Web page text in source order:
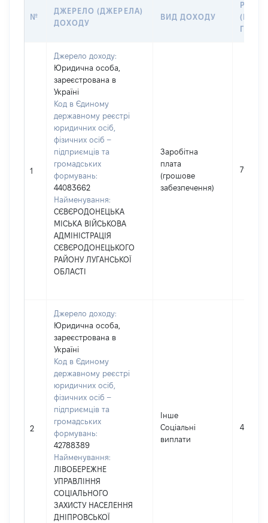
№
ДЖЕРЕЛО (ДЖЕРЕЛА)
ДОХОДУ
ВИД ДОХОДУ
ГРН
1
Джерело доходу:
Юридична особа,
зареєстрована в
Україні
Код в Єдиному
державному реєстрі
юридичних осіб,
фізичних осіб –
підприємців та
громадських
формувань:
44083662
Найменування:
СЄВЄРОДОНЕЦЬКА
МІСЬКА ВІЙСЬКОВА
АДМІНІСТРАЦІЯ
СЄВЄРОДОНЕЦЬКОГО
РАЙОНУ ЛУГАНСЬКОЇ
ОБЛАСТІ
Заробітна
плата
(грошове
забезпечення)
790864
2
Джерело доходу:
Юридична особа,
зареєстрована в
Україні
Код в Єдиному
державному реєстрі
юридичних осіб,
фізичних осіб –
підприємців та
громадських
формувань:
42788389
Найменування:
ЛІВОБЕРЕЖНЕ
УПРАВЛІННЯ
СОЦІАЛЬНОГО
ЗАХИСТУ НАСЕЛЕННЯ
ДНІПРОВСЬКОЇ
Інше
Соціальні
виплати
4000